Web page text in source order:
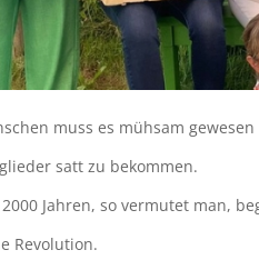
muss es mühsam
satt zu bekommen.
Jahren, so vermutet man,
Revolution.